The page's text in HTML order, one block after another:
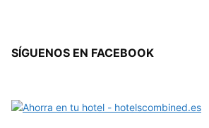
SÍGUENOS EN FACEBOOK